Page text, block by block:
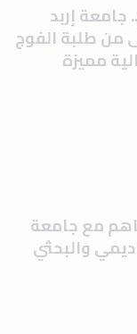
إربد
من طلبة الفوج
مميزة
مع جامعة
والبحثي